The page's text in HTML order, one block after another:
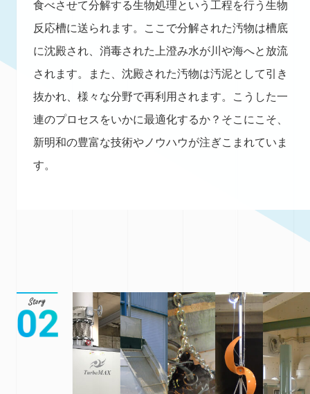
食べさせて分解する生物処理という工程を行う生物
反応槽に送られます。ここで分解された汚物は槽底
に沈殿され、消毒された上澄み水が川や海へと放流
されます。また、沈殿された汚物は汚泥として引き
抜かれ、様々な分野で再利用されます。こうした一
連のプロセスをいかに最適化するか？そこにこそ、
新明和の豊富な技術やノウハウが注ぎこまれていま
す。